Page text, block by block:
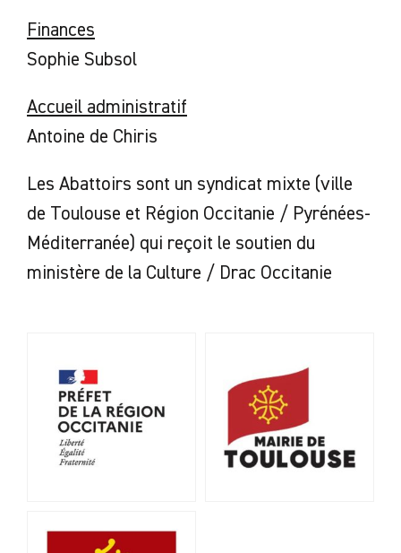
Finances
Sophie Subsol
Accueil administratif
Antoine de Chiris
Les Abattoirs sont un syndicat mixte (ville
de Toulouse et Région Occitanie / Pyrénées-
Méditerranée) qui reçoit le soutien du
ministère de la Culture / Drac Occitanie